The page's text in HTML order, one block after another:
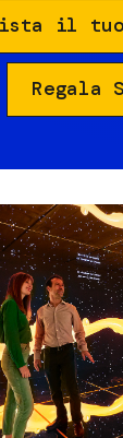
il
Regala